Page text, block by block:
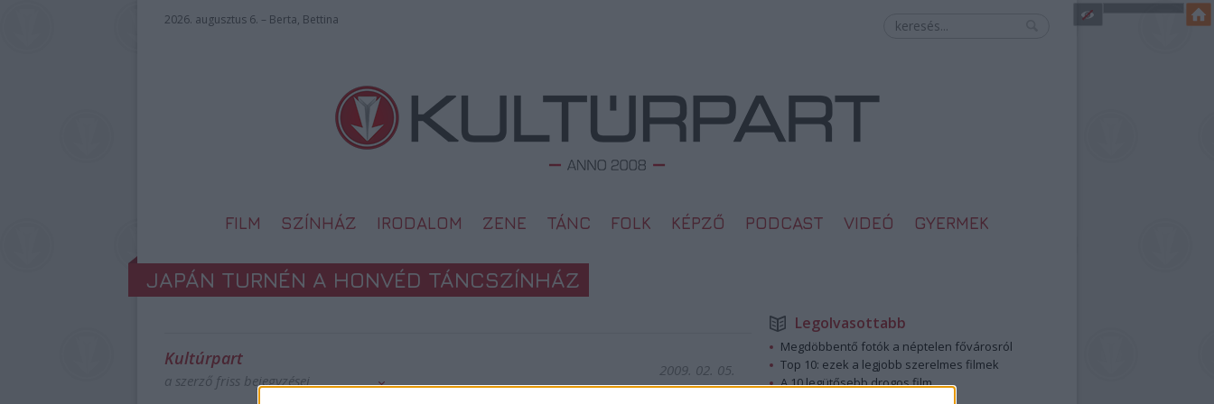
2026. augusztus 6. – Berta, Bettina
FILM SZÍNHÁZ IRODALOM ZENE TÁNC FOLK KÉPZŐ PODCAST VIDEÓ GYERMEK
JAPÁN TURNÉN A HONVÉD TÁNCSZÍNHÁZ
Kultúrpart
a szerző friss bejegyzései
2009. 02. 05.
Legolvasottabb
Megdöbbentő fotók a néptelen fővárosról
Top 10: ezek a legjobb szerelmes filmek
A 10 legütősebb drogos film